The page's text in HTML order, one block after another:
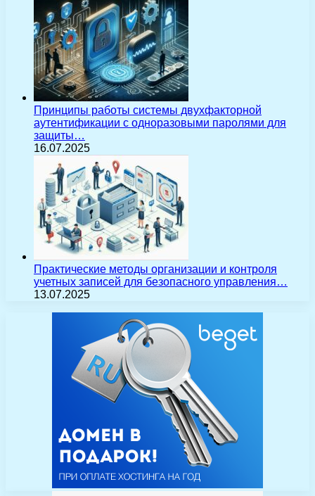
Принципы работы системы двухфакторной
аутентификации с одноразовыми паролями для
защиты…
16.07.2025
Практические методы организации и контроля
учетных записей для безопасного управления…
13.07.2025